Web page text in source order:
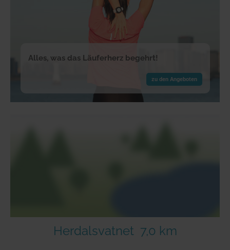
Alles, was das Läuferherz begehrt!
zu den Angeboten
Herdalsvatnet 7,0 km